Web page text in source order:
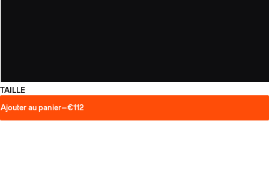
TAILLE
Ajouter au panier—€112